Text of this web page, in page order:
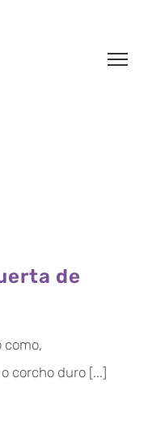
de
como,
corcho duro [...]